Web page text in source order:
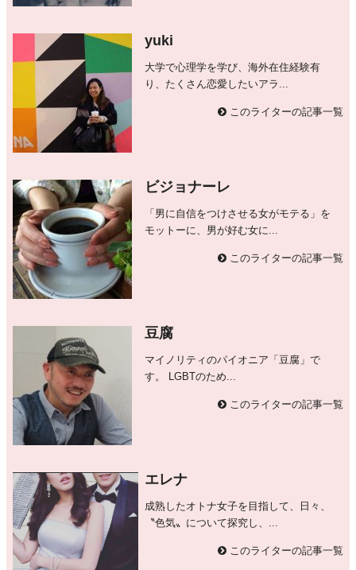
yuki
大学で心理学を学び、海外在住経験有
り、たくさん恋愛したいアラ...
このライターの記事一覧
ビジョナーレ
「男に自信をつけさせる女がモテる」を
モットーに、男が好む女に...
このライターの記事一覧
豆腐
マイノリティのパイオニア「豆腐」で
す。 LGBTのため...
このライターの記事一覧
エレナ
成熟したオトナ女子を目指して、日々、
〝色気〟について探究し、...
このライターの記事一覧